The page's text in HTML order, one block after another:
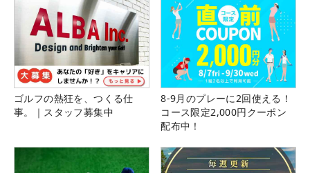
ゴルフの熱狂を、つくる仕
事。｜スタッフ募集中
8-9月のプレーに2回使える！
コース限定2,000円クーポン
配布中！